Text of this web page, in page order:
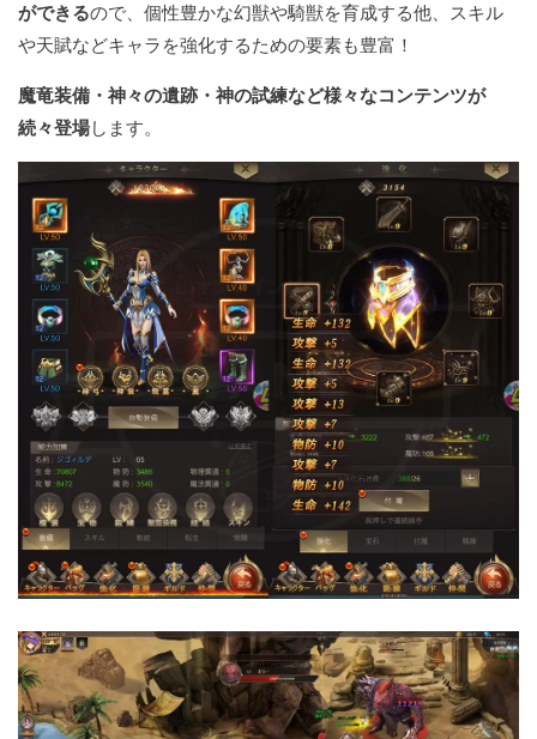
ができるので、個性豊かな幻獣や騎獣を育成する他、スキル
や天賦などキャラを強化するための要素も豊富！
魔竜装備・神々の遺跡・神の試練など様々なコンテンツが
続々登場します。